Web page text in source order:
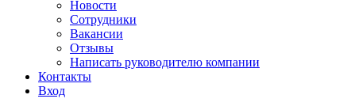
Новости
Сотрудники
Вакансии
Отзывы
Написать руководителю компании
Контакты
Вход